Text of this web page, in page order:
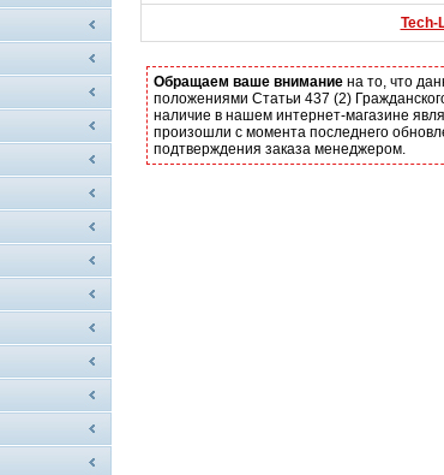
Tech-
Обращаем ваше внимание на то, что
положениями Статьи 437 (2)
наличие в нашем интернет-магазине
произошли с момента последнего
подтверждения заказа менеджером.